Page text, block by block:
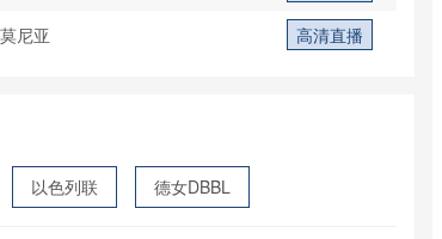
尼亚 高清直播
以色列联 德女DBBL